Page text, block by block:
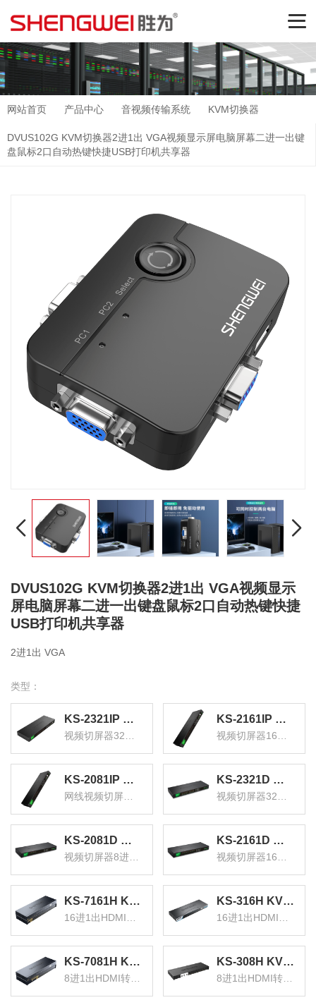
网站首页 产品中心 音视频传输系统 KVM切换器
DVUS102G KVM切换器2进1出 VGA视频显示屏电脑屏幕二进一出键
盘鼠标2口自动热键快捷USB打印机共享器
DVUS102G KVM切换器2进1出 VGA视频显示
屏电脑屏幕二进一出键盘鼠标2口自动热键快捷
USB打印机共享器
2进1出 VGA
类型：
KS-2321IP 数字IP远程KVM切换器32口 视频切屏器32进1出 机架式网络转换器共享器支持远程 KS-2161IP 数字IP网口远程KVM切换器16口 视频切屏器16进1出 机架式网络转换器共享器支持远程
KS-2081IP 数字IP远程KVM切换器8口 网线视频切屏器8进1出 机架式网络转换器共享器支持远程 KS-2321D 数字KVM切换器32口 视频切屏器32进1出 机架式网络转换器共享器支持远程
KS-2081D 数字KVM切换器8口 视频切屏器8进1出 机架式网络转换器键鼠共享支持远程 KS-2161D 数字KVM切换器16口 视频切屏器16进1出 机架式网络转换器共享器
KS-7161H KVM切换器16口 16进1出HDMI切换器 USB高清视频电脑键鼠共享器 配线带音频机架式 KS-316H KVM切换器16口 16进1出hdmi转换器配线带遥控 电脑显示器视频打印机键盘鼠标共享器
KS-7081H KVM切换器8口 8进1出HDMI转换器 USB高清视频电脑键鼠共享器 配线带音频麦克机架式 KS-308H KVM切换器8口 8进1出hdmi转换器配线带遥控 电脑显示器视频打印机键盘鼠标共享器